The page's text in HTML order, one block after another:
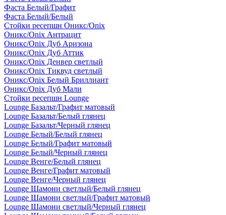
Фаста Белый/Графит
Фаста Белый/Белый
Стойки ресепшн Оникс/Onix
Оникс/Onix Антрацит
Оникс/Onix Дуб Аризона
Оникс/Onix Дуб Аттик
Оникс/Onix Денвер светлый
Оникс/Onix Тиквуд светлый
Оникс/Onix Белый Бриллиант
Оникс/Onix Дуб Мали
Стойки ресепшн Lounge
Lounge Базальт/Графит матовый
Lounge Базальт/Белый глянец
Lounge Базальт/Черный глянец
Lounge Белый/Белый глянец
Lounge Белый/Графит матовый
Lounge Белый/Черный глянец
Lounge Венге/Белый глянец
Lounge Венге/Графит матовый
Lounge Венге/Черный глянец
Lounge Шамони светлый/Белый глянец
Lounge Шамони светлый/Графит матовый
Lounge Шамони светлый/Черный глянец